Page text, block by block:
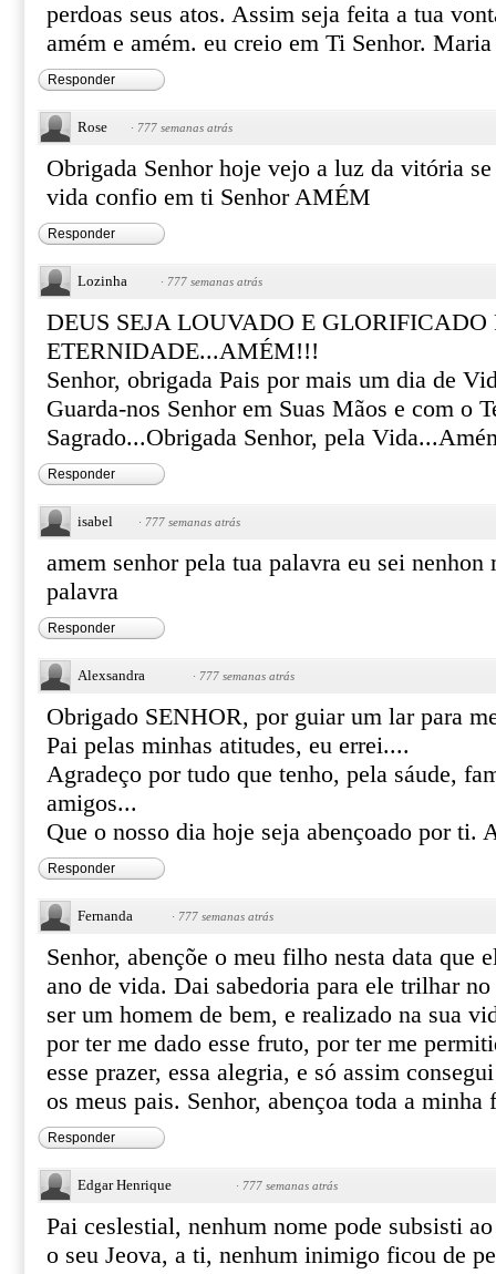
perdoas seus atos. Assim seja feita a tua
amém e amém. eu creio em Ti Senhor.
Responder
Rose · 777 semanas atrás
Obrigada Senhor hoje vejo a luz da vitória
vida confio em ti Senhor AMÉM
Responder
Lozinha · 777 semanas atrás
DEUS SEJA LOUVADO E GLORIFICADO
ETERNIDADE...AMÉM!!!
Senhor, obrigada Pais por mais um dia de
Guarda-nos Senhor em Suas Mãos e com o
Sagrado...Obrigada Senhor, pela
Responder
isabel · 777 semanas atrás
amem senhor pela tua palavra eu sei nenhon
palavra
Responder
Alexsandra · 777 semanas atrás
Obrigado SENHOR, por guiar um lar para
Pai pelas minhas atitudes, eu errei....
Agradeço por tudo que tenho, pela sáude,
amigos...
Que o nosso dia hoje seja abençoado por ti.
Responder
Fernanda · 777 semanas atrás
Senhor, abençõe o meu filho nesta data que
ano de vida. Dai sabedoria para ele trilhar
ser um homem de bem, e realizado na sua
por ter me dado esse fruto, por ter me
esse prazer, essa alegria, e só assim
os meus pais. Senhor, abençoa toda a
Responder
Edgar Henrique · 777 semanas atrás
Pai ceslestial, nenhum nome pode subsisti
o seu Jeova, a ti, nenhum inimigo ficou de